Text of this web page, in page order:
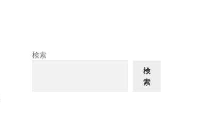
検索
検
索